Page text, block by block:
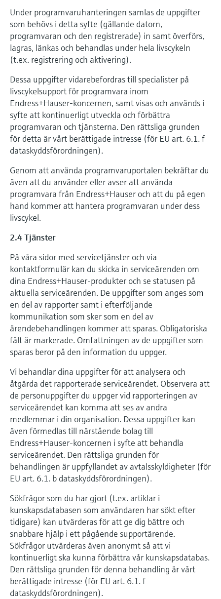
Under programvaruhanteringen samlas de uppgifter
som behövs i detta syfte (gällande datorn,
programvaran och den registrerade) in samt överförs,
lagras, länkas och behandlas under hela livscykeln
(t.ex. registrering och aktivering).
Dessa uppgifter vidarebefordras till specialister på
livscykelsupport för programvara inom
Endress+Hauser-koncernen, samt visas och används i
syfte att kontinuerligt utveckla och förbättra
programvaran och tjänsterna. Den rättsliga grunden
för detta är vårt berättigade intresse (för EU art. 6.1. f
dataskyddsförordningen).
Genom att använda programvaruportalen bekräftar du
även att du använder eller avser att använda
programvara från Endress+Hauser och att du på egen
hand kommer att hantera programvaran under dess
livscykel.
2.4 Tjänster
På våra sidor med servicetjänster och via
kontaktformulär kan du skicka in serviceärenden om
dina Endress+Hauser-produkter och se statusen på
aktuella serviceärenden. De uppgifter som anges som
en del av rapporter samt i efterföljande
kommunikation som sker som en del av
ärendebehandlingen kommer att sparas. Obligatoriska
fält är markerade. Omfattningen av de uppgifter som
sparas beror på den information du uppger.
Vi behandlar dina uppgifter för att analysera och
åtgärda det rapporterade serviceärendet. Observera att
de personuppgifter du uppger vid rapporteringen av
serviceärendet kan komma att ses av andra
medlemmar i din organisation. Dessa uppgifter kan
även förmedlas till närstående bolag till
Endress+Hauser-koncernen i syfte att behandla
serviceärendet. Den rättsliga grunden för
behandlingen är uppfyllandet av avtalsskyldigheter (för
EU art. 6.1. b dataskyddsförordningen).
Sökfrågor som du har gjort (t.ex. artiklar i
kunskapsdatabasen som användaren har sökt efter
tidigare) kan utvärderas för att ge dig bättre och
snabbare hjälp i ett pågående supportärende.
Sökfrågor utvärderas även anonymt så att vi
kontinuerligt ska kunna förbättra vår kunskapsdatabas.
Den rättsliga grunden för denna behandling är vårt
berättigade intresse (för EU art. 6.1. f
dataskyddsförordningen).